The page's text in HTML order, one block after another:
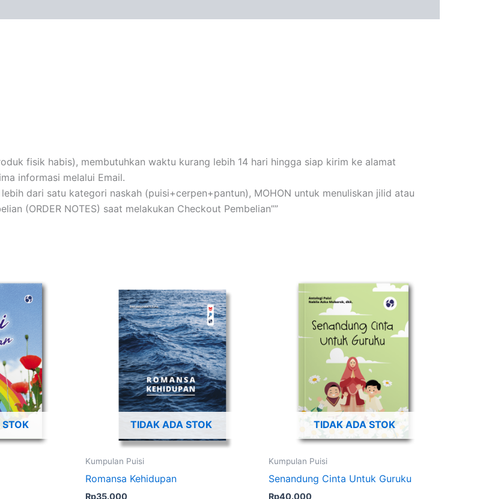
fisik habis), membutuhkan waktu kurang lebih 14 hari hingga siap kirim ke alamat
informasi melalui Email.
dari satu kategori naskah (puisi+cerpen+pantun), MOHON untuk menuliskan jilid atau
(ORDER NOTES) saat melakukan Checkout Pembelian””
TIDAK ADA STOK
Kumpulan Puisi
Romansa Kehidupan
Rp35.000
TIDAK ADA STOK
Kumpulan Puisi
Senandung Cinta Untuk Guruku
Rp40.000